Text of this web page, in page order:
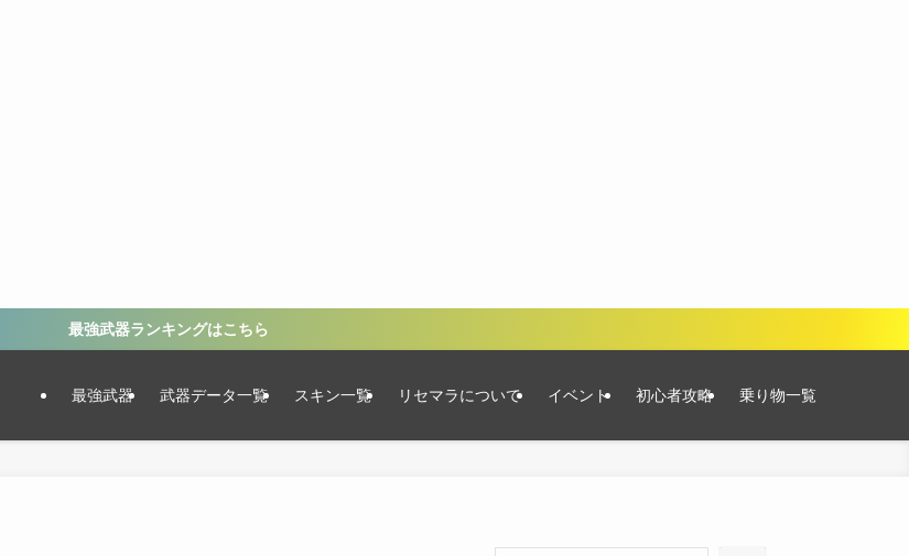
最強武器ランキングはこちら
最強武器 武器データ一覧 スキン一覧 リセマラについて イベント 初心者攻略 乗り物一覧